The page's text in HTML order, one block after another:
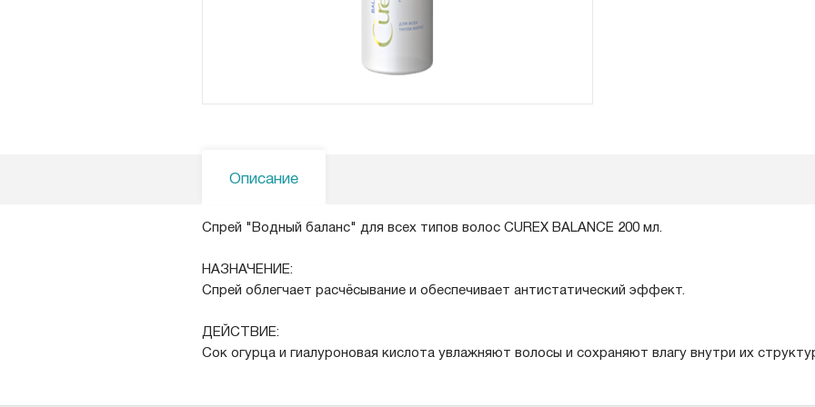
Описание
Спрей "Водный баланс" для всех типов волос CUREX BALANCE 200 мл.
НАЗНАЧЕНИЕ:
Спрей облегчает расчёсывание и обеспечивает антистатический эффект.
ДЕЙСТВИЕ:
Сок огурца и гиалуроновая кислота увлажняют волосы и сохраняют влагу внутри их